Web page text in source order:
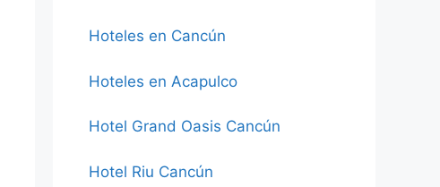
Hoteles en Cancún
Hoteles en Acapulco
Hotel Grand Oasis Cancún
Hotel Riu Cancún